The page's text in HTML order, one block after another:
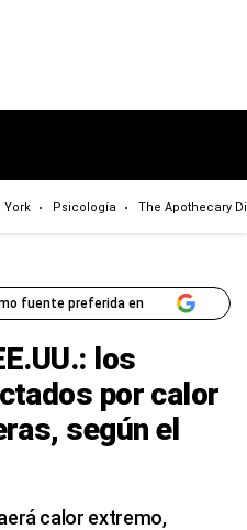
York Psicología The Apothecary
fuente preferida en
los
por calor
según el
calor extremo,